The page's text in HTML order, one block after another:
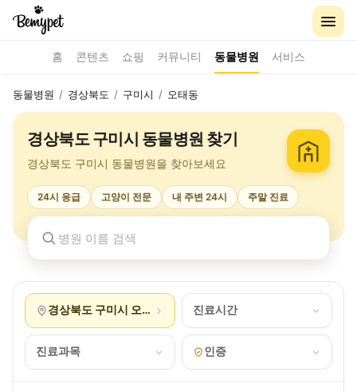
홈 콘텐츠 쇼핑 커뮤니티 동물병원 서비스
동물병원 / 경상북도 / 구미시 / 오태동
경상북도 구미시 동물병원 찾기
경상북도 구미시 동물병원을 찾아보세요
24시 응급 고양이 전문 내 주변 24시 주말 진료
경상북도 구미시 오태동 진료시간
진료과목 인증